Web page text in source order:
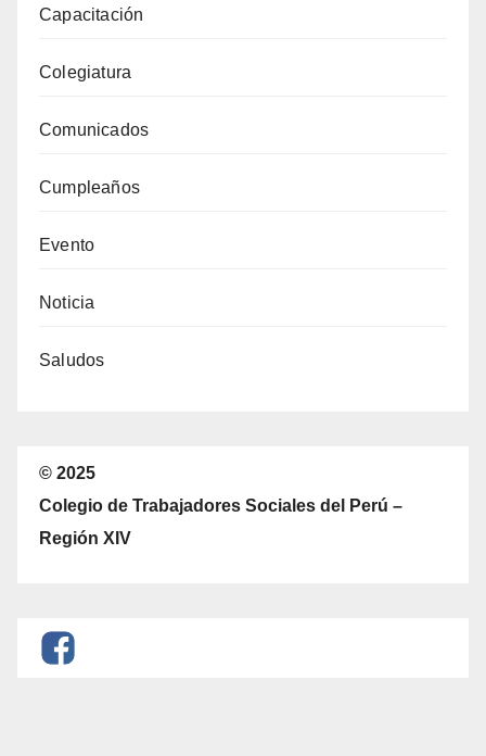
Capacitación
Colegiatura
Comunicados
Cumpleaños
Evento
Noticia
Saludos
© 2025
Colegio de Trabajadores Sociales del Perú –
Región XIV